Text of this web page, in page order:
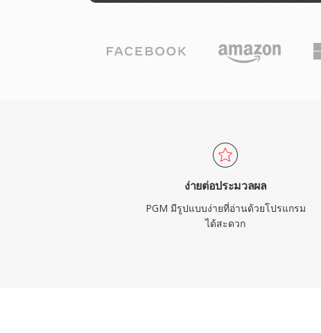
ง่ายต่อประมวลผล
PGM มีรูปแบบง่ายที่อ่านด้วยโปรแกรม
ได้สะดวก